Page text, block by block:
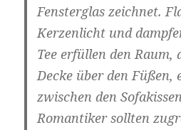
Fensterglas zeichnet.
Kerzenlicht und
Tee erfüllen den Raum,
Decke über den Füßen,
zwischen den
Romantiker sollten